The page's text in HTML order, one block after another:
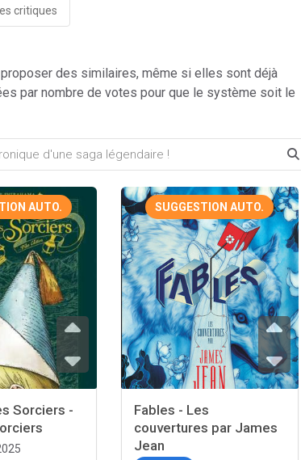
critiques
des similaires, même si elles sont déjà
par nombre de votes pour que le système soit le
AUTO.
Sorciers -
SUGGESTION AUTO.
Fables - Les
couvertures par James
Jean